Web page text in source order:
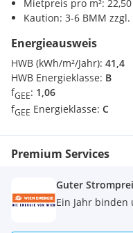
Mietpreis pro m²:
Kaution: 3-6 BMM zzgl.
Energieausweis
HWB (kWh/m²/Jahr): 41,4
HWB Energieklasse: B
fGEE: 1,06
fGEE Energieklasse: C
Premium Services
Guter
Ein Jahr